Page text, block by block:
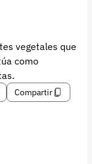
vegetales que
como
Compartir